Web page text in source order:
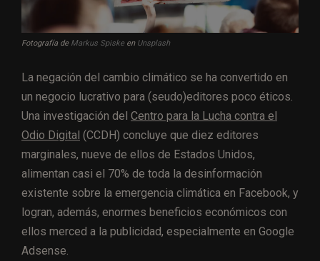
Fotografía de Markus Spiske en Unsplash
La negación del cambio climático se ha convertido en
un negocio lucrativo para (seudo)editores poco éticos.
Una investigación del Centro para la Lucha contra el
Odio Digital (CCDH) concluye que diez editores
marginales, nueve de ellos de Estados Unidos,
alimentan casi el 70% de toda la desinformación
existente sobre la emergencia climática en Facebook, y
logran, además, enormes beneficios económicos con
ellos merced a la publicidad, especialmente en Google
Adsense.